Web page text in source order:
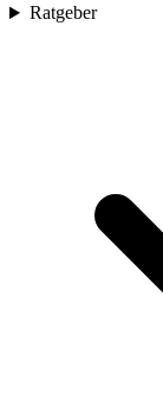
Ratgeber